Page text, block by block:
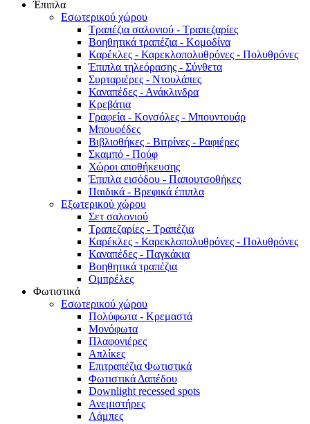
Έπιπλα
Εσωτερικού χώρου
Τραπέζια σαλονιού - Τραπεζαρίες
Βοηθητικά τραπέζια - Κομοδίνα
Καρέκλες - Καρεκλοπολυθρόνες - Πολυθρόνες
Έπιπλα τηλεόρασης - Σύνθετα
Συρταριέρες - Ντουλάπες
Καναπέδες - Ανάκλινδρα
Κρεβάτια
Γραφεία - Κονσόλες - Μπουντουάρ
Μπουφέδες
Βιβλιοθήκες - Βιτρίνες - Ραφιέρες
Σκαμπό - Πούφ
Χώροι αποθήκευσης
Έπιπλα εισόδου - Παπουτσοθήκες
Παιδικά - Βρεφικά έπιπλα
Εξωτερικού χώρου
Σετ σαλονιού
Τραπεζαρίες - Τραπέζια
Καρέκλες - Καρεκλοπολυθρόνες - Πολυθρόνες
Καναπέδες - Παγκάκια
Βοηθητικά τραπέζια
Ομπρέλες
Φωτιστικά
Εσωτερικού χώρου
Πολύφωτα - Κρεμαστά
Μονόφωτα
Πλαφονιέρες
Απλίκες
Επιτραπέζια Φωτιστικά
Φωτιστικά Δαπέδου
Downlight recessed spots
Ανεμιστήρες
Λάμπες